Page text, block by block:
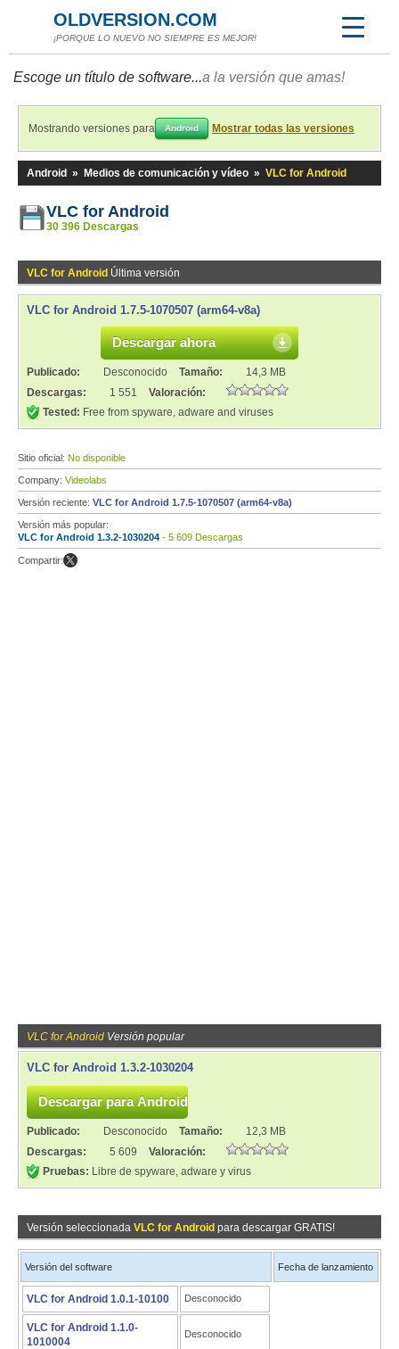
OLDVERSION.COM
¡PORQUE LO NUEVO NO SIEMPRE ES MEJOR!
Escoge un título de software...a la versión que amas!
Mostrando versiones para Android Mostrar todas las versiones
Android » Medios de comunicación y vídeo » VLC for Android
VLC for Android
30 396 Descargas
VLC for Android Última versión
VLC for Android 1.7.5-1070507 (arm64-v8a)
Descargar ahora
Publicado: Desconocido Tamaño:
14,3 MB
Descargas:
1 551
Valoración:
Tested: Free from spyware, adware and viruses
Sitio oficial: No disponible
Company: Videolabs
Versión reciente: VLC for Android 1.7.5-1070507 (arm64-v8a)
Versión más popular:
VLC for Android 1.3.2-1030204 - 5 609 Descargas
Compartir:
VLC for Android Versión popular
VLC for Android 1.3.2-1030204
Publicado: Desconocido Tamaño:
12,3 MB
Descargas:
5 609
Valoración:
Pruebas: Libre de spyware, adware y virus
Versión seleccionada VLC for Android para descargar GRATIS!
Versión del software Fecha de lanzamiento
VLC for Android 1.0.1-10100 Desconocido
VLC for Android 1.1.0-
1010004
Desconocido